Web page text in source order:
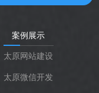
案例展示
太原网站建设
太原微信开发